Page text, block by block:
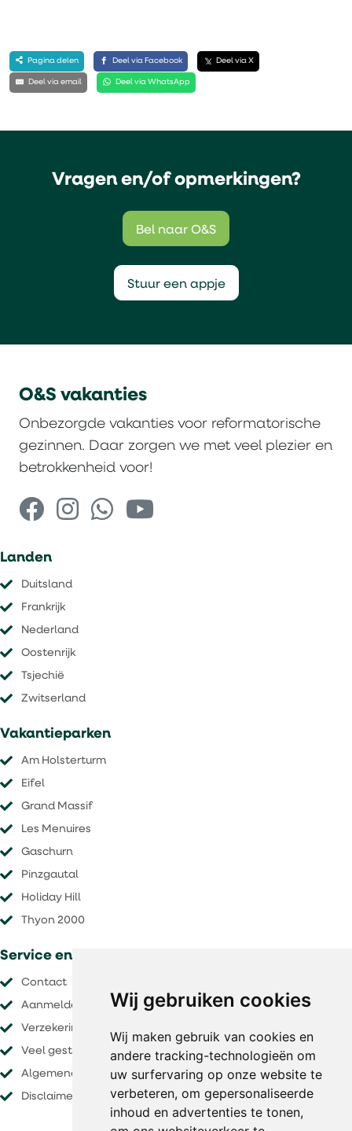
Wij gebruiken cookies
Wij maken gebruik van cookies en
andere tracking-technologieën om
uw surfervaring op onze website te
verbeteren, om gepersonaliseerde
inhoud en advertenties te tonen,
Pagina delen Deel via Facebook Deel via X
Deel via email Deel via WhatsApp
Vragen en/of opmerkingen?
Bel naar O&S
Stuur een appje
O&S vakanties
Onbezorgde vakanties voor reformatorische
gezinnen. Daar zorgen we met veel plezier en
betrokkenheid voor!
Landen
Duitsland
Frankrijk
Nederland
Oostenrijk
Tsjechië
​​​​​​​Zwitserland
Vakantieparken
Am Holsterturm
Eifel
Grand Massif
Les Menuires
Gaschurn
Pinzgautal
Holiday Hill
Thyon 2000
Service en voorwaarden
Contact
Aanmelden nieuwsbrief
Verzekeringen
Veel gestelde vragen
Algemene voorwaarden
Disclaimer